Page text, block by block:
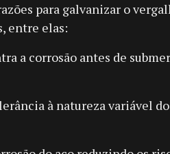
para galvanizar o
entre elas:
a corrosão antes de
à natureza variável do